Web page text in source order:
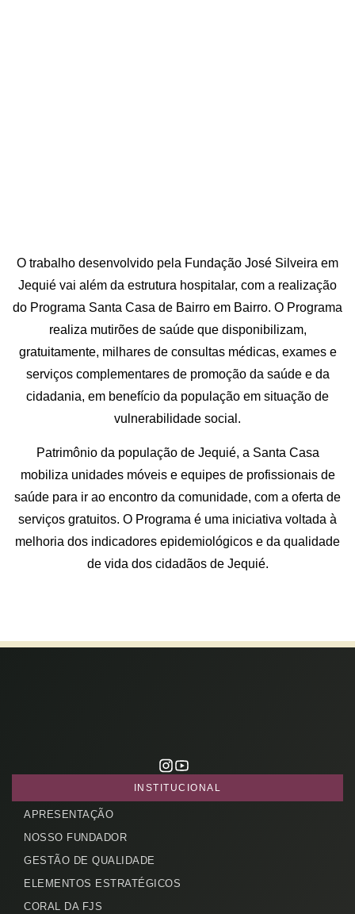
O trabalho desenvolvido pela Fundação José Silveira em
Jequié vai além da estrutura hospitalar, com a realização
do Programa Santa Casa de Bairro em Bairro. O Programa
realiza mutirões de saúde que disponibilizam,
gratuitamente, milhares de consultas médicas, exames e
serviços complementares de promoção da saúde e da
cidadania, em benefício da população em situação de
vulnerabilidade social.
Patrimônio da população de Jequié, a Santa Casa
mobiliza unidades móveis e equipes de profissionais de
saúde para ir ao encontro da comunidade, com a oferta de
serviços gratuitos. O Programa é uma iniciativa voltada à
melhoria dos indicadores epidemiológicos e da qualidade
de vida dos cidadãos de Jequié.
INSTITUCIONAL
APRESENTAÇÃO
NOSSO FUNDADOR
GESTÃO DE QUALIDADE
ELEMENTOS ESTRATÉGICOS
CORAL DA FJS